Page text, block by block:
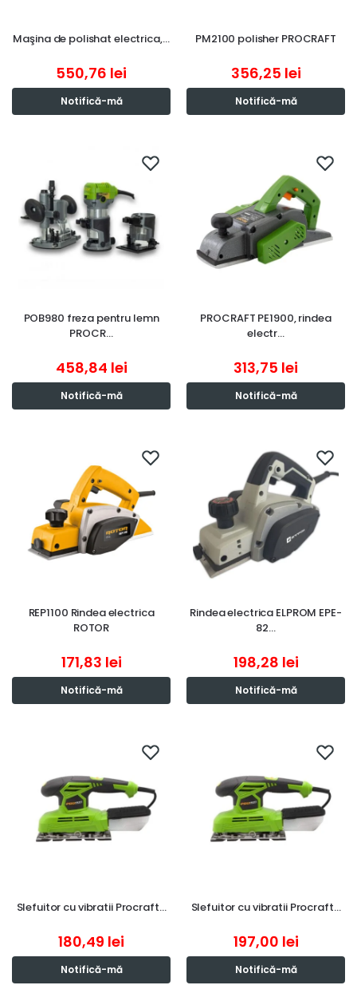
Maşina de polishat electrica,…
550,76 lei
Notifică-mă
PM2100 polisher PROCRAFT
356,25 lei
Notifică-mă
POB980 freza pentru lemn
PROCR…
458,84 lei
Notifică-mă
PROCRAFT PE1900, rindea
electr…
313,75 lei
Notifică-mă
REP1100 Rindea electrica
ROTOR
171,83 lei
Notifică-mă
Rindea electrica ELPROM EPE-
82…
198,28 lei
Notifică-mă
Slefuitor cu vibratii Procraft…
180,49 lei
Notifică-mă
Slefuitor cu vibratii Procraft…
197,00 lei
Notifică-mă